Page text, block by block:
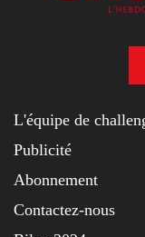
L'équipe de
Publicité
Abonnement
Contactez-nous